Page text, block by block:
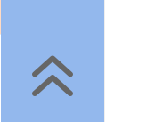
6